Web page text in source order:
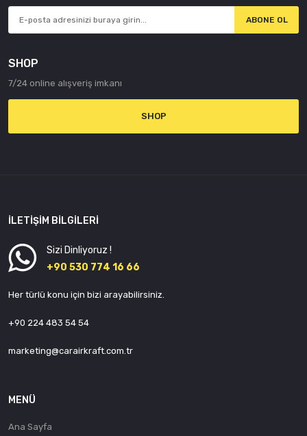
ABONE OL
SHOP
7/24 online alışveriş imkanı
SHOP
İLETIŞIM BILGILERI
Sizi Dinliyoruz !
+90 530 774 16 66
Her türlü konu için bizi arayabilirsiniz.
+90 224 483 54 54
marketing@carairkraft.com.tr
MENÜ
Ana Sayfa